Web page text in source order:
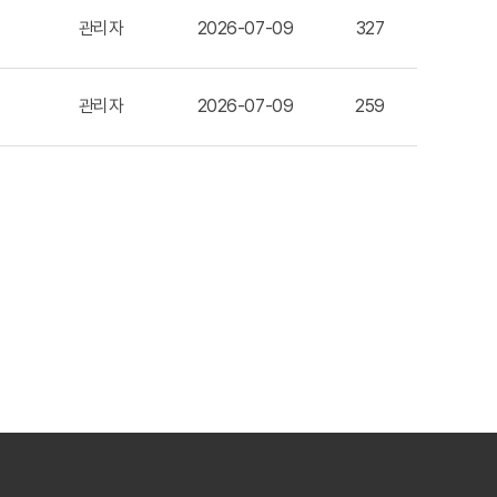
관리자 2026-07-09 327
관리자 2026-07-09 259